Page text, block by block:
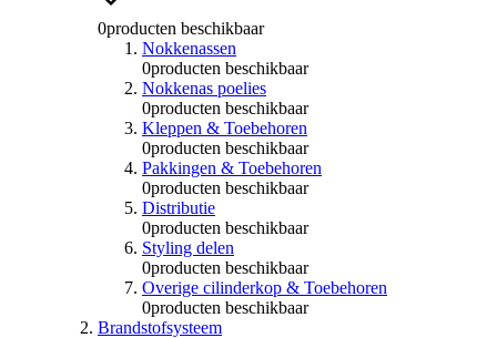
0producten beschikbaar
Nokkenassen
0producten beschikbaar
Nokkenas poelies
0producten beschikbaar
Kleppen & Toebehoren
0producten beschikbaar
Pakkingen & Toebehoren
0producten beschikbaar
Distributie
0producten beschikbaar
Styling delen
0producten beschikbaar
Overige cilinderkop & Toebehoren
0producten beschikbaar
Brandstofsysteem